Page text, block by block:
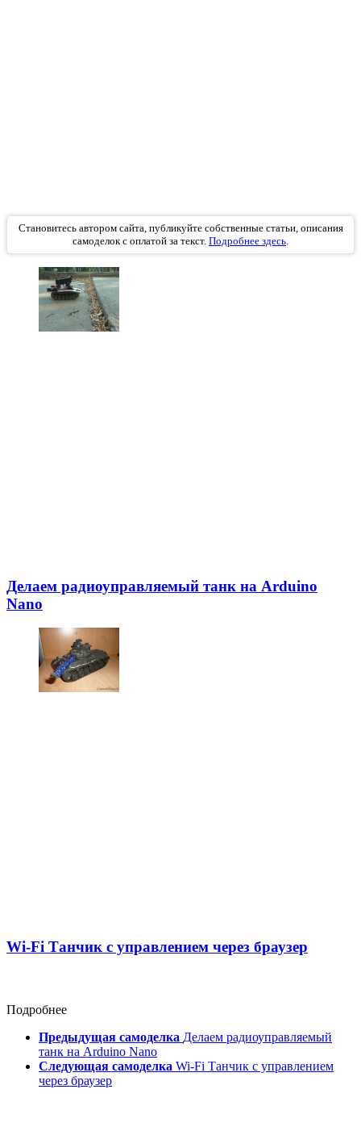
Становитесь автором сайта, публикуйте собственные статьи, описания
самоделок с оплатой за текст. Подробнее здесь.
Делаем радиоуправляемый танк на Arduino
Nano
Wi-Fi Танчик с управлением через браузер
Подробнее
Предыдущая самоделка Делаем радиоуправляемый
танк на Arduino Nano
Следующая самоделка Wi-Fi Танчик с управлением
через браузер